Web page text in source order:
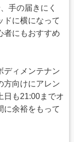
手の届きにく
ドに横になって
者にもおすすめ
ディメンテナン
方向けにアレン
日も21:00までオ
に余裕をもって